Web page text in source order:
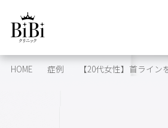
HOME 症例 【20代女性】首ライ